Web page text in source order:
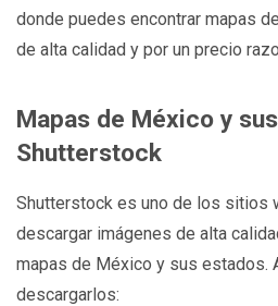
donde puedes encontrar mapas
de alta calidad y por un precio
Mapas de México y
Shutterstock
Shutterstock es uno de los sitios
descargar imágenes de alta
mapas de México y sus estados.
descargarlos: